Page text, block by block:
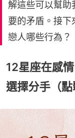
解這些可以幫助
要的矛盾。接下
戀人哪些行為？
12星座在感
選擇分手（